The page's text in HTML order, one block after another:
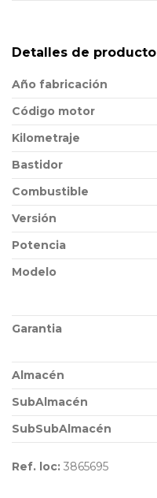
Detalles de producto
Año fabricación
Código motor
Kilometraje
Bastidor
Combustible
Versión
Potencia
Modelo
Garantia
Almacén
SubAlmacén
SubSubAlmacén
Ref. loc: 3865695